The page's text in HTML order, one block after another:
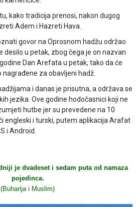
kako tradicija prenosi, nakon dugog
Adem i Hazreti Hava.
govor na Oprosnom hadžu održao
desilo u petak, zbog čega je on nazvan
Dan Arefata u petak, tako da će
za obavljeni hadž.
i danas je prisutna, a održava se
jezika. Ove godine hodočasnici koji ne
hutbe jer su prevedene na 10
engleski i turski, putem aplikacija Arafat
i Android.
je dvadeset i sedam puta od namaza
pojedinca.
(Buharija i Muslim)